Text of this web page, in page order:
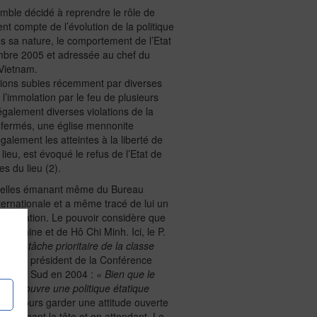
décidé à reprendre le rôle de
compte de l’évolution de la politique
sa nature, le comportement de l’Etat
2005 et adressée au chef du
subies récemment par diverses
par le feu de plusieurs
diverses violations de la
une église mennonite
les atteintes à la liberté de
est évoqué le refus de l’Etat de
du lieu (2).
émanant même du Bureau
et a même tracé de lui un
Le pouvoir considère que
Lénine et de Hô Chi Minh. Ici, le P.
une tâche prioritaire de la classe
le président de la Conférence
du Sud en 2004 : « Bien que le
en ouvre une politique étatique
toujours garder une attitude ouverte